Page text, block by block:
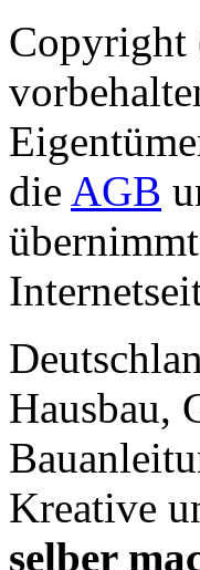
Copyright
die AGB
Hausbau,
Kreative
selber